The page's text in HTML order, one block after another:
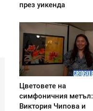
през уикенда
Цветовете на
симфоничния метъл:
Виктория Чипова и